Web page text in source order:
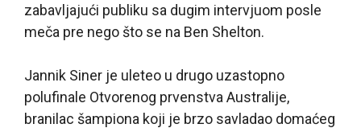
zabavljajući publiku sa dugim intervjuom posle
meča pre nego što se na Ben Shelton.
Jannik Siner je uleteo u drugo uzastopno
polufinale Otvorenog prvenstva Australije,
branilac šampiona koji je brzo savladao domaćeg